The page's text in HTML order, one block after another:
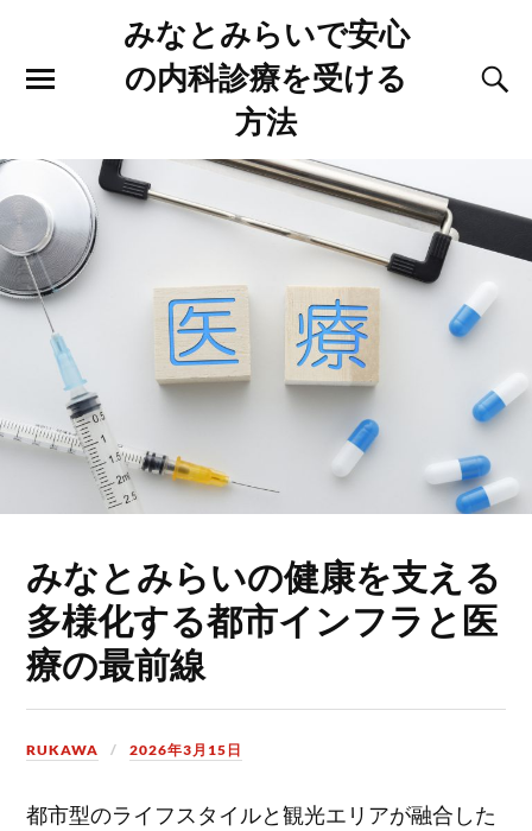
みなとみらいで安心
の内科診療を受ける
方法
みなとみらいの健康を支える
多様化する都市インフラと医
療の最前線
RUKAWA 2026年3月15日
都市型のライフスタイルと観光エリアが融合した